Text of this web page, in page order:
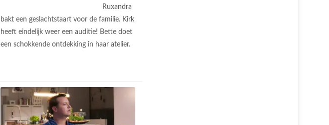
Ruxandra
bakt een geslachtstaart voor de familie. Kirk
heeft eindelijk weer een auditie! Bette doet
een schokkende ontdekking in haar atelier.